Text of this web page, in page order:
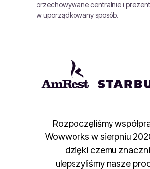
przechowywane centralnie i
w uporządkowany sposób.
Rozpoczęliśmy
Wowworks w sierpniu
dzięki czemu
ulepszyliśmy nasze